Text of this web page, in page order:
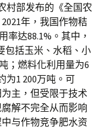
村部发布的《全国农
年，我国作物秸
率达88.1%。其中，
包括玉米、水稻、小
；燃料化利用量为6
为1 200万吨。可
主，但受限于技术
解不完全从而影响
与作物竞争肥水资